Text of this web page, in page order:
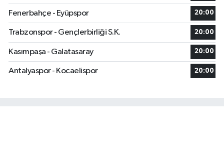
Fenerbahçe - Eyüpspor 20:00
Trabzonspor - Gençlerbirliği S.K. 20:00
Kasımpaşa - Galatasaray 20:00
Antalyaspor - Kocaelispor 20:00